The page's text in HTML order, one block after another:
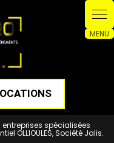
spécialisées
OLLIOULES, Société Jalis.